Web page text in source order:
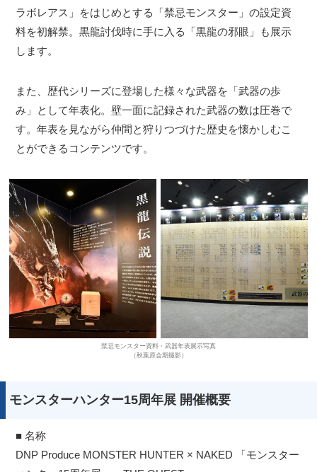
ラボレアス」をはじめとする「禁忌モンスター」の設定資
料を初解禁。黒龍討伐時に手に入る「黒龍の邪眼」も展示
します。
また、歴代シリーズに登場した様々な武器を「武器の歩
み」として年表化。壁一面に記録された武器の数は圧巻で
す。年表を見ながら仲間と狩りつづけた歴史を懐かしむこ
とができるコンテンツです。
禁忌モンスター資料・武器年表展示写真
（秋葉原会期撮影）
モンスターハンター15周年展 開催概要
■ 名称
DNP Produce MONSTER HUNTER × NAKED 「モンスター